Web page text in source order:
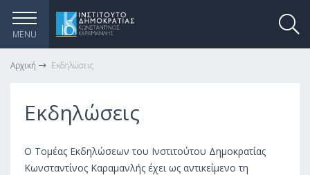
MENU
Αρχική Εκδηλώσεις
Εκδηλώσεις
Ο Τομέας Εκδηλώσεων του Ινστιτούτου Δημοκρατίας
Κωνσταντίνος Καραμανλής έχει ως αντικείμενο τη